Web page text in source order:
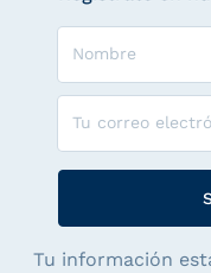
Tu información